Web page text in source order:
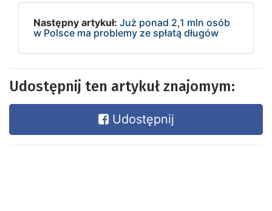
Następny artykuł: Już ponad 2,1 mln osób
w Polsce ma problemy ze spłatą długów
Udostępnij ten artykuł znajomym:
Udostępnij